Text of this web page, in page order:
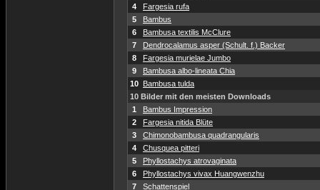
4
Fargesia rufa
5
Bambus
6
Bambusa textilis McClure
7
Dendrocalamus asper (Schult. f.) Backer
8
Fargesia murielae Jumbo
9
Bambusa albo-lineata Chia
10 Bambusa tulda
10 Bilder mit den meisten Downloads
1
Bambus Impression
2
Fargesia nitida Blüte
3
Chimonobambusa quadrangularis
4
Chusquea pitteri
5
Phyllostachys atrovaginata
6
Phyllostachys vivax Huangwenzhu
7
Schattenspiel